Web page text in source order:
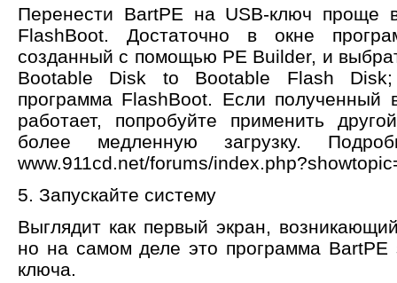
Перенести BartPE на USB-ключ проще
FlashBoot. Достаточно в окне
созданный с помощью PE Builder, и
Bootable Disk to Bootable Flash Disk;
программа FlashBoot. Если полученный
работает, попробуйте применить
более медленную загрузку.
www.911cd.net/forums/
5. Запускайте систему
Выглядит как первый экран,
но на самом деле это программа BartPE
ключа.